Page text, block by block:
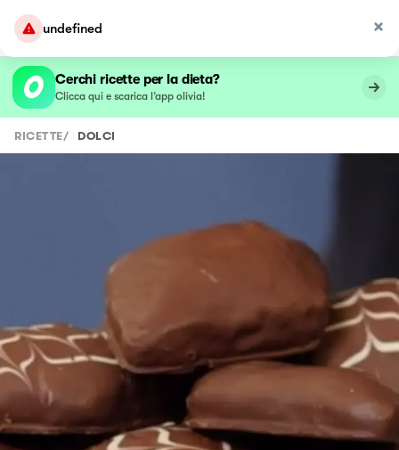
undefined
Cerchi ricette per la dieta?
Clicca qui e scarica l’app olivia!
RICETTE/ DOLCI